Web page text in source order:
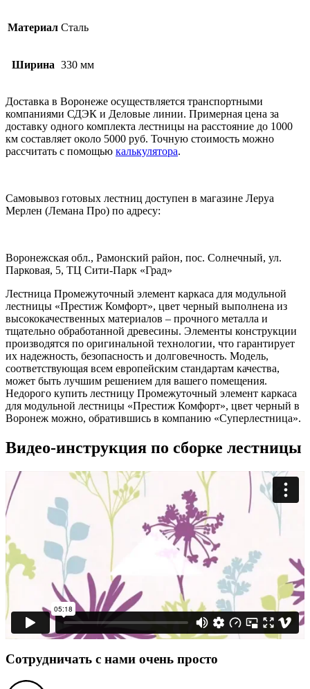
Материал Сталь
Ширина 330 мм
Доставка в Воронеже осуществляется транспортными
компаниями СДЭК и Деловые линии. Примерная цена за
доставку одного комплекта лестницы на расстояние до 1000
км составляет около 5000 руб. Точную стоимость можно
рассчитать с помощью калькулятора.
Самовывоз готовых лестниц доступен в магазине Леруа
Мерлен (Лемана Про) по адресу:
Воронежская обл., Рамонский район, пос. Солнечный, ул.
Парковая, 5, ТЦ Сити-Парк «Град»
Лестница Промежуточный элемент каркаса для модульной
лестницы «Престиж Комфорт», цвет черный выполнена из
высококачественных материалов – прочного металла и
тщательно обработанной древесины. Элементы конструкции
производятся по оригинальной технологии, что гарантирует
их надежность, безопасность и долговечность. Модель,
соответствующая всем европейским стандартам качества,
может быть лучшим решением для вашего помещения.
Недорого купить лестницу Промежуточный элемент каркаса
для модульной лестницы «Престиж Комфорт», цвет черный в
Воронеж можно, обратившись в компанию «Суперлестница».
Видео-инструкция по сборке лестницы
Сотрудничать с нами очень просто